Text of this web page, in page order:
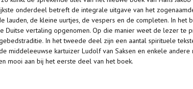
onderdeel betreft de integrale uitgave van het
lauden, de kleine uurtjes, de vespers en de completen. In
Duitse vertaling opgenomen. Op die manier weet de lezer te
In het tweede deel zijn een aantal spirituele
middeleeuwse kartuizer Ludolf van Saksen en enkele
mooi aan bij het eerste deel van het boek.